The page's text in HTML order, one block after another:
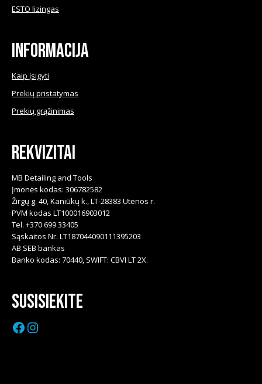
ESTO lizingas
Informacija
Kaip įsigyti
Prekių pristatymas
Prekių grąžinimas
Rekvizitai
MB Detailing and Tools
Įmonės kodas: 306782582
Žirgų g. 40, Kaniūkų k., LT-28383 Utenos r.
PVM kodas LT100016903012
Tel. +370 699 33405
Sąskaitos Nr. LT187044090111395203
AB SEB bankas
Banko kodas: 70440, SWIFT: CBVI LT 2X.
Susisiekite
Facebook
Instagram